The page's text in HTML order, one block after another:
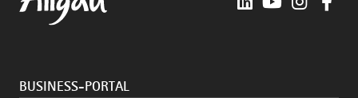
BUSINESS-PORTAL